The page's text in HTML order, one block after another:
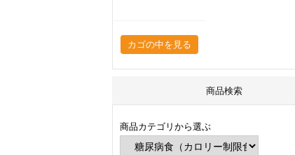
カゴの中を見る
商品検索
商品カテゴリから選ぶ